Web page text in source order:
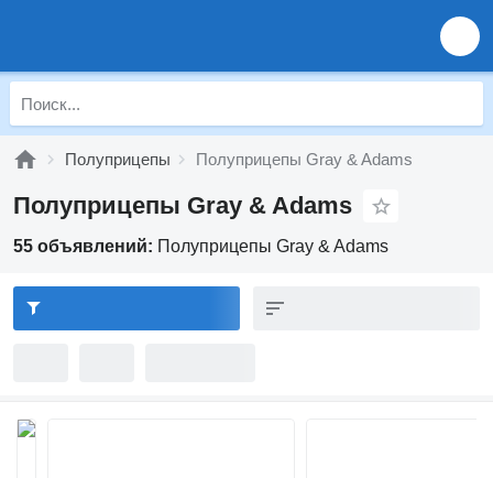
Полуприцепы Полуприцепы Gray & Adams
Полуприцепы Gray & Adams
55 объявлений: Полуприцепы Gray & Adams